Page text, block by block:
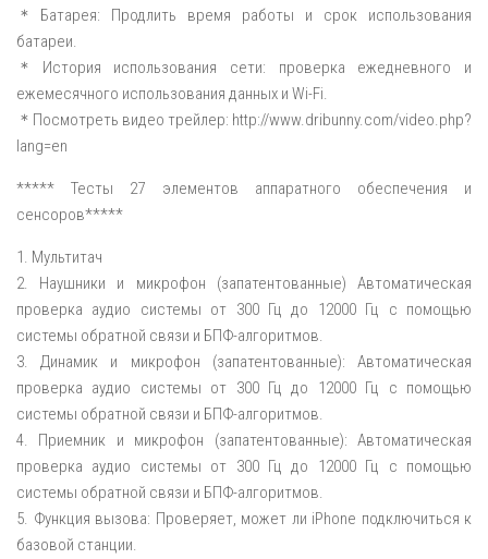
＊Батарея: Продлить время работы и срок использования
батареи.
＊История использования сети: проверка ежедневного и
ежемесячного использования данных и Wi-Fi.
＊Посмотреть видео трейлер: http://www.dribunny.com/video.php?
lang=en
***** Тесты 27 элементов аппаратного обеспечения и
сенсоров*****
1. Мультитач
2. Наушники и микрофон (запатентованные) Автоматическая
проверка аудио системы от 300 Гц до 12000 Гц с помощью
системы обратной связи и БПФ-алгоритмов.
3. Динамик и микрофон (запатентованные): Автоматическая
проверка аудио системы от 300 Гц до 12000 Гц с помощью
системы обратной связи и БПФ-алгоритмов.
4. Приемник и микрофон (запатентованные): Автоматическая
проверка аудио системы от 300 Гц до 12000 Гц с помощью
системы обратной связи и БПФ-алгоритмов.
5. Функция вызова: Проверяет, может ли iPhone подключиться к
базовой станции.